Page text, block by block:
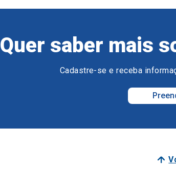
Quer saber mais
Cadastre-se e receba